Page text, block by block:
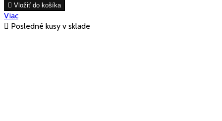
 Vložiť do košíka
Viac
 Posledné kusy v sklade